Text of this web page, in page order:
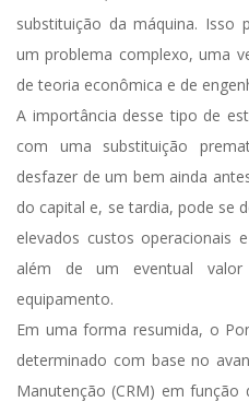
substituição da máquina. Isso
um problema complexo, uma
de teoria econômica e de
A importância desse tipo de
com uma substituição
desfazer de um bem ainda
do capital e, se tardia, pode se
elevados custos operacionais
além de um eventual
equipamento.
Em uma forma resumida, o
determinado com base no
Manutenção (CRM) em função